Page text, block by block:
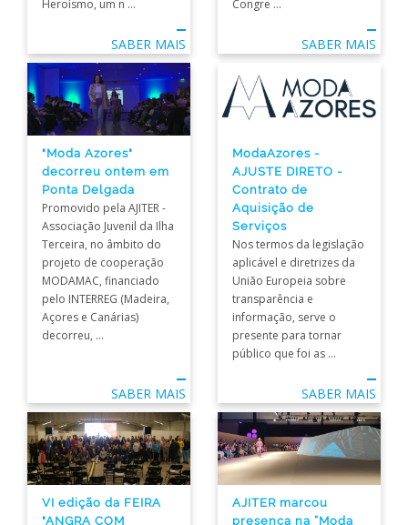
Heroísmo, um n ...
SABER MAIS
Congre ...
SABER MAIS
"Moda Azores"
decorreu ontem em
Ponta Delgada
Promovido pela AJITER -
Associação Juvenil da Ilha
Terceira, no âmbito do
projeto de cooperação
MODAMAC, financiado
pelo INTERREG (Madeira,
Açores e Canárias)
decorreu, ...
SABER MAIS
ModaAzores -
AJUSTE DIRETO -
Contrato de
Aquisição de
Serviços
Nos termos da legislação
aplicável e diretrizes da
União Europeia sobre
transparência e
informação, serve o
presente para tornar
público que foi as ...
SABER MAIS
VI edição da FEIRA
"ANGRA COM
AJITER marcou
presença na “Moda